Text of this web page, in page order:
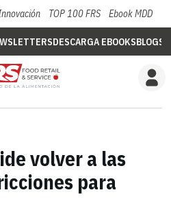
TOP 100 FRS Ebook MDD
DESCARGA EBOOKSBLOGS
volver a las
para